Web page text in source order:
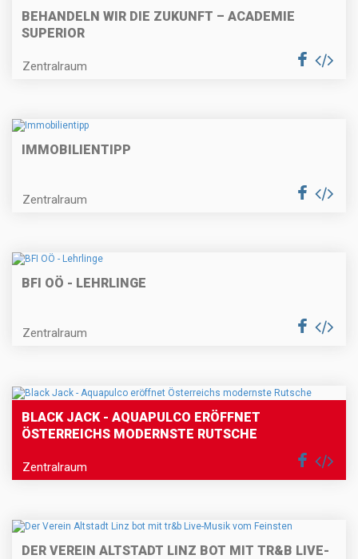
BEHANDELN WIR DIE ZUKUNFT – ACADEMIE
SUPERIOR
Zentralraum
IMMOBILIENTIPP
Zentralraum
BFI OÖ - LEHRLINGE
Zentralraum
BLACK JACK - AQUAPULCO ERÖFFNET
ÖSTERREICHS MODERNSTE RUTSCHE
Zentralraum
DER VEREIN ALTSTADT LINZ BOT MIT TR&B LIVE-